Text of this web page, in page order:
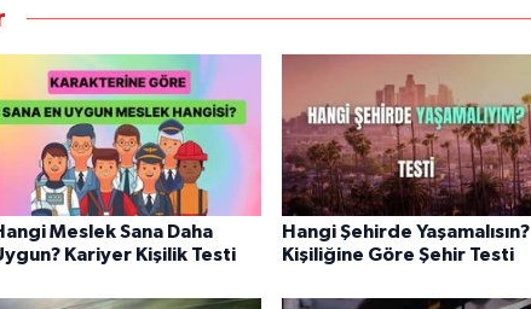
Meslek Sana Daha
Kariyer Kişilik Testi
Hangi Şehirde Yaşamalısın?
Kişiliğine Göre Şehir Testi